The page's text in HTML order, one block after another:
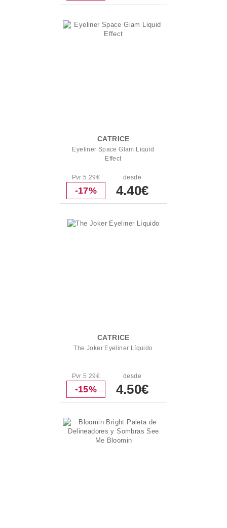
CATRICE
Eyeliner Space Glam Liquid
Effect
Pvr 5.29€
-17%
desde
4.40€
CATRICE
The Joker Eyeliner Líquido
Pvr 5.29€
-15%
desde
4.50€